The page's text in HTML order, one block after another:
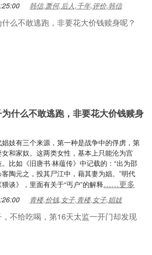
韩信,萧何,后人,千年,评价,韩信
什么不敢逃跑，非要花大价钱赎身
妓有三个来源，第一种是战争中的俘虏，第
和家奴。这两类女性，基本上只能沦为宫
比如《旧唐书·林蕴传》中记载的：“出为邵
陶元之，投其尸江中，藉其妻为娼。”明代
谈》，里面有关于“丐户”的解释……更多
青楼,价钱,女子,青楼,女子,娼妓